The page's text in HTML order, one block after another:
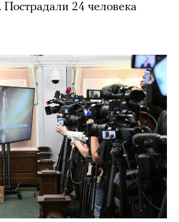
24 человека